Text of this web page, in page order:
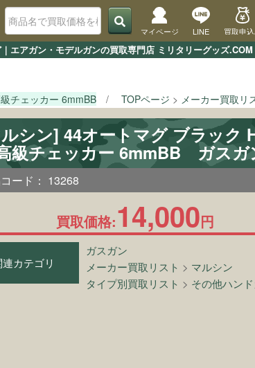
エアガン・モデルガンの買取専門店 ミリタリーグッズ.COM
マイページ LINE 買取申
チェッカー 6mmBB TOPページ メーカー買取リ
シン] 44オートマグ ブラック
級チェッカー 6mmBB ガスガ
ード： 13268
買取価格:14,000円
連カテゴリ
ガスガン
メーカー買取リスト > マルシン
タイプ別買取リスト > その他ハン